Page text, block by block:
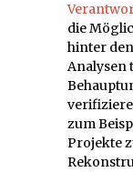
die
hinter
Analysen
zum
Projekte